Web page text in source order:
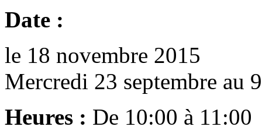
Date :
le 18 novembre 2015
Mercredi 23 septembre au
Heures : De 10:00 à 11:00